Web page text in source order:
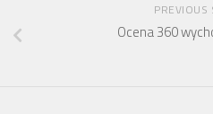
PREVIOUS
Ocena 360